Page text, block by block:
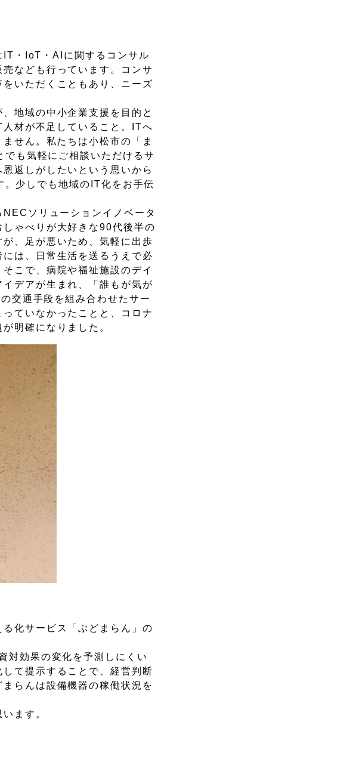
IT・IoT・AIに関するコンサル
なども行っています。コンサ
いただくこともあり、ニーズ
地域の中小企業支援を目的と
材が不足していること。ITへ
せん。私たちは小松市の「ま
も気軽にご相談いただけるサ
返しがしたいという思いから
少しでも地域のIT化をお手伝
ソリューションイノベータ
ゃべりが大好きな90代後半の
、足が悪いため、気軽に出歩
は、日常生活を送るうえで必
こで、病院や福祉施設のデイ
デアが生まれ、「誰もが気が
交通手段を組み合わせたサー
ていなかったことと、コロナ
明確になりました。
化サービス「ぶどまらん」の
対効果の変化を予測しにくい
て提示することで、経営判断
らんは設備機器の稼働状況を
ます。